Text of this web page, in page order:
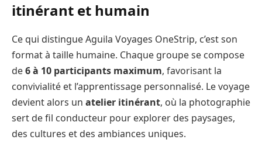
itinérant et humain
Ce qui distingue Aguila Voyages OneStrip, c’est son
format à taille humaine. Chaque groupe se compose
de6 à 10 participants maximum, favorisant la
convivialité et l’apprentissage personnalisé. Le voyage
devient alors un atelier itinérant, où la photographie
sert de fil conducteur pour explorer des paysages,
des cultures et des ambiances uniques.